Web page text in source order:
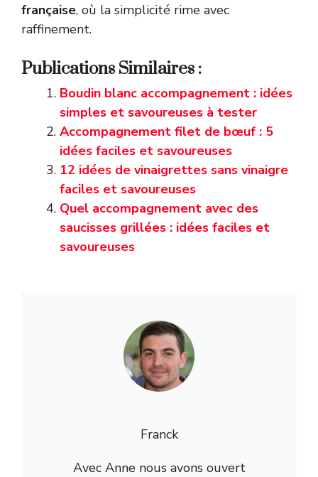
française, où la simplicité rime avec
raffinement.
Publications Similaires :
Boudin blanc accompagnement : idées
simples et savoureuses à tester
Accompagnement filet de bœuf : 5
idées faciles et savoureuses
12 idées de vinaigrettes sans vinaigre
faciles et savoureuses
Quel accompagnement avec des
saucisses grillées : idées faciles et
savoureuses
Franck
Avec Anne nous avons ouvert